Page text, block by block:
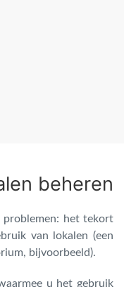
beheren
problemen: het tekort
van lokalen (een
bijvoorbeeld).
u het gebruik